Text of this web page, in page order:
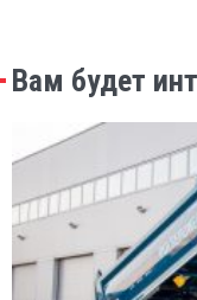
Вам будет